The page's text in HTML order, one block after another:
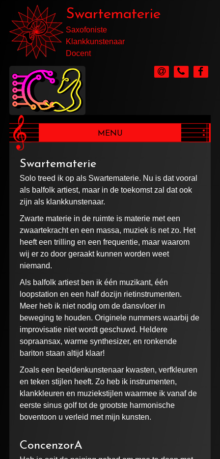
Swartematerie
Saxofoniste
Klankkunstenaar
Docent
MENU
Swartematerie
Solo treed ik op als Swartematerie. Nu is dat vooral
als balfolk artiest, maar in de toekomst zal dat ook
zijn als klankkunstenaar.
Zwarte materie in de ruimte is materie met een
zwaartekracht en een massa, muziek is net zo. Het
heeft een trilling en een frequentie, maar waarom
wij er zo door geraakt kunnen worden weet
niemand.
Als balfolk artiest ben ik één muzikant, één
loopstation en een half dozijn rietinstrumenten.
Meer heb ik niet nodig om de dansvloer in
beweging te houden. Originele nummers waarbij de
improvisatie niet wordt geschuwd. Heldere
sopraansax, warme synthesizer, en ronkende
bariton staan altijd klaar!
Zoals een beeldenkunstenaar kwasten, verfkleuren
en teken stijlen heeft. Zo heb ik instrumenten,
klankkleuren en muziekstijlen waarmee ik vanaf de
eerste sinus golf tot de grootste harmonische
boventoon u verleid met mijn kunsten.
ConcenzorA